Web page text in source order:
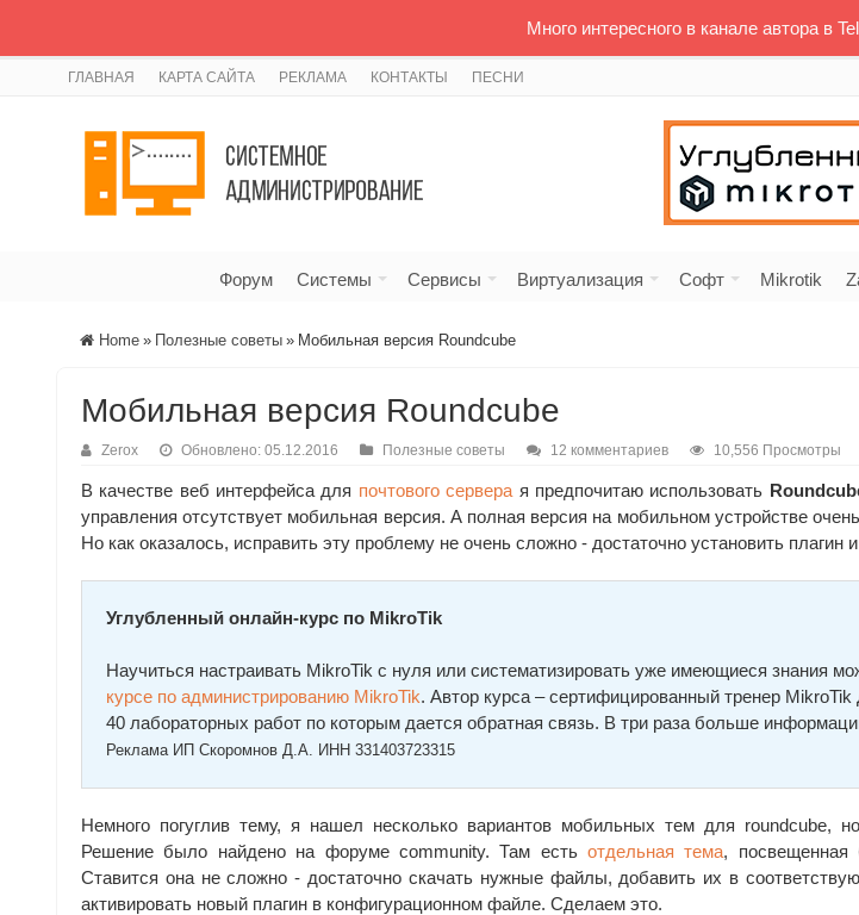
ГЛАВНАЯ КАРТА САЙТА РЕКЛАМА КОНТАКТЫ ПЕСНИ
Форум Системы Сервисы Виртуализация Софт Mikrotik
Home » Полезные советы » Мобильная версия Roundcube
Мобильная версия Roundcube
Zerox Обновлено: 05.12.2016 Полезные советы 12 комментариев 10,556 Просмотры
В качестве веб интерфейса для почтового сервера я предпочитаю использовать
управления отсутствует мобильная версия. А полная версия на мобильном устройстве
Но как оказалось, исправить эту проблему не очень сложно - достаточно установить
Углубленный онлайн-курс по MikroTik
Научиться настраивать MikroTik с нуля или систематизировать уже имеющиеся знания
курcе по администрированию MikroTik. Автор курcа – сертифицированный тренер
40 лабораторных работ по которым дается обратная связь. В три раза больше
Реклама ИП Скоромнов Д.А. ИНН 331403723315
Немного погуглив тему, я нашел несколько вариантов мобильных тем для roundcube,
Решение было найдено на форуме community. Там естьотдельная тема, посвещенная
Ставится она не сложно - достаточно скачать нужные файлы, добавить их в
активировать новый плагин в конфигурационном файле. Сделаем это.
Много интересного в канале автора в